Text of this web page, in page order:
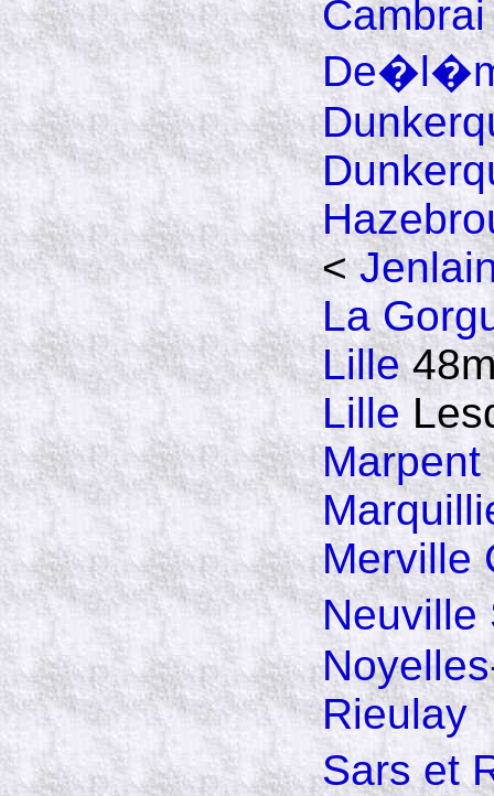
Cambrai
<
La
Lille
Lille
Marpent
Merville
Rieulay
Sars et